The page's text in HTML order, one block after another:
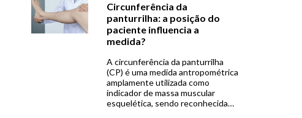
Circunferência da
panturrilha: a posição do
paciente influencia a
medida?
A circunferência da panturrilha
(CP) é uma medida antropométrica
amplamente utilizada como
indicador de massa muscular
esquelética, sendo reconhecida